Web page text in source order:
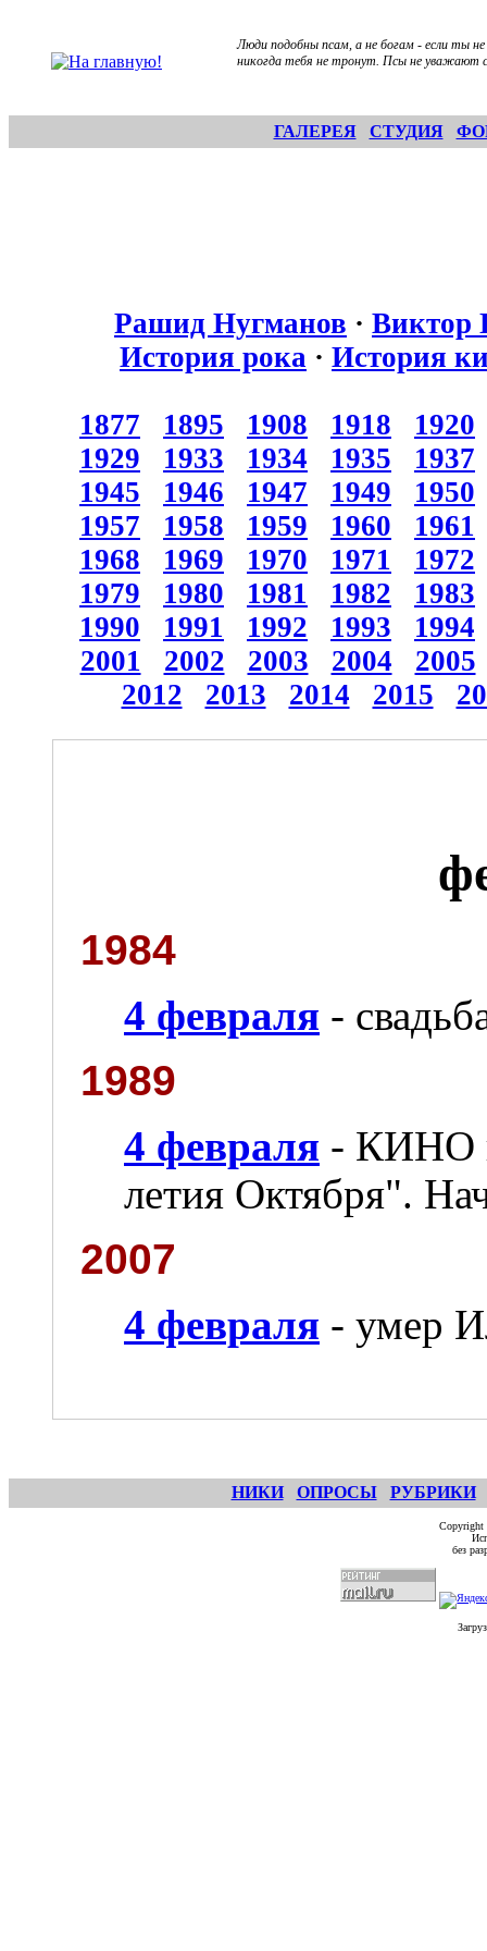
Люди подобны псам, а не богам - если ты не
никогда тебя не тронут. Псы не уважают
ГАЛЕРЕЯ СТУДИЯ
Рашид Нугманов · Виктор
История рока · История
1877 1895 1908 1918
1920
1929
1933 1934 1935
1937
1945
1946 1947 1949
1950
1957
1958 1959 1960
1961
1968
1969 1970 1971
1972
1979
1980 1981 1982
1983
1990
1991 1992 1993
1994
2001
2002 2003 2004
2005
2012
2013 2014 2015
1984
4 февраля -
1989
4 февраля - КИНО
летия Октября".
2007
4 февраля - умер
НИКИ ОПРОСЫ РУБРИКИ
без